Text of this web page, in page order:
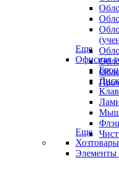
Еще
Офисная
Еще
Хозтовары
Элементы